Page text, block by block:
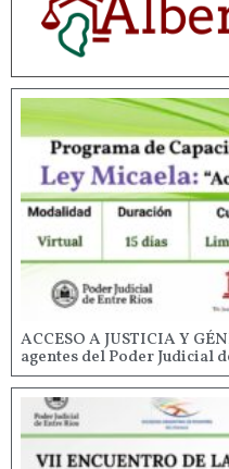
ACCESO A JUSTICIA Y
agentes del Poder Judicial